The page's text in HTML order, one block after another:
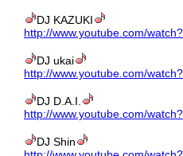
DJ KAZUKI
http://www.youtube.com/watch
DJ ukai
http://www.youtube.com/watch
DJ D.A.I.
http://www.youtube.com/watch
DJ Shin